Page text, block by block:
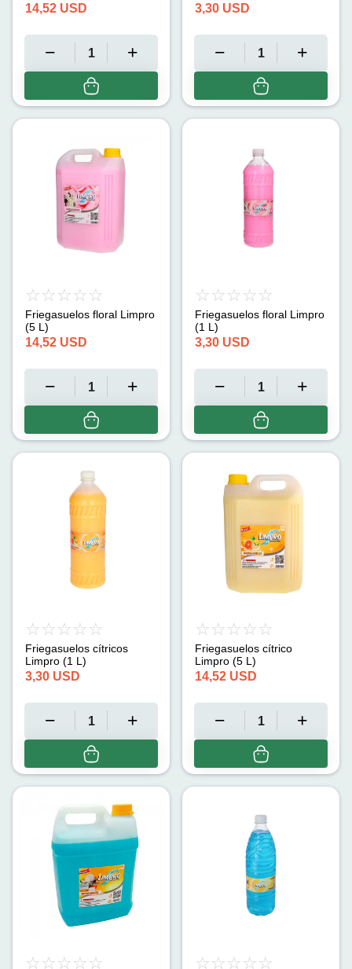
14,52 USD 3,30 USD
Friegasuelos floral Limpro
(5 L)
14,52 USD
Friegasuelos floral Limpro
(1 L)
3,30 USD
Friegasuelos cítricos
Limpro (1 L)
3,30 USD
Friegasuelos cítrico
Limpro (5 L)
14,52 USD